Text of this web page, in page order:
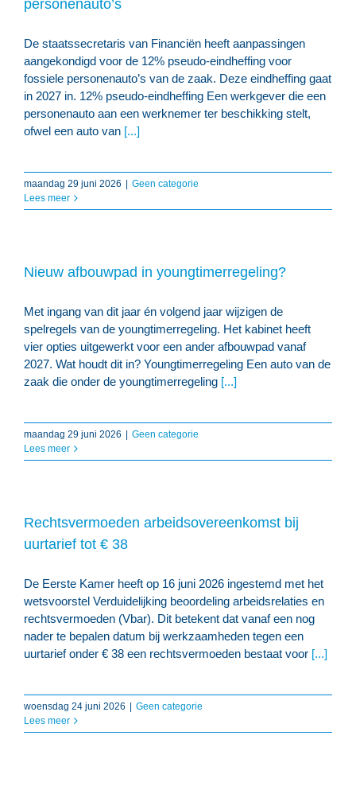
personenauto’s
De staatssecretaris van Financiën heeft aanpassingen
aangekondigd voor de 12% pseudo-eindheffing voor
fossiele personenauto’s van de zaak. Deze eindheffing gaat
in 2027 in. 12% pseudo-eindheffing Een werkgever die een
personenauto aan een werknemer ter beschikking stelt,
ofwel een auto van [...]
maandag 29 juni 2026
Geen categorie
Lees meer
Nieuw afbouwpad in youngtimerregeling?
Met ingang van dit jaar én volgend jaar wijzigen de
spelregels van de youngtimerregeling. Het kabinet heeft
vier opties uitgewerkt voor een ander afbouwpad vanaf
2027. Wat houdt dit in? Youngtimerregeling Een auto van de
zaak die onder de youngtimerregeling [...]
maandag 29 juni 2026
Geen categorie
Lees meer
Rechtsvermoeden arbeidsovereenkomst bij
uurtarief tot € 38
De Eerste Kamer heeft op 16 juni 2026 ingestemd met het
wetsvoorstel Verduidelijking beoordeling arbeidsrelaties en
rechtsvermoeden (Vbar). Dit betekent dat vanaf een nog
nader te bepalen datum bij werkzaamheden tegen een
uurtarief onder € 38 een rechtsvermoeden bestaat voor [...]
woensdag 24 juni 2026
Geen categorie
Lees meer